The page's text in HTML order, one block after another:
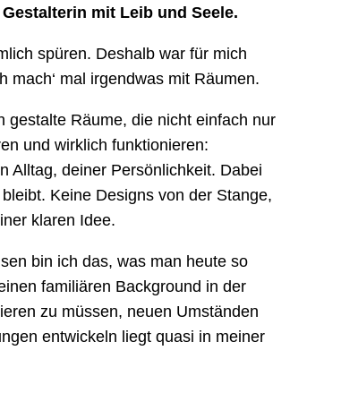
mit Leib und Seele.
spüren. Deshalb war für mich
mach‘ mal irgendwas mit Räumen.
gestalte Räume, die nicht einfach nur
und wirklich funktionieren:
Alltag, deiner Persönlichkeit. Dabei
Keine Designs von der Stange,
klaren Idee.
bin ich das, was man heute so
familiären Background in der
zu müssen, neuen Umständen
entwickeln liegt quasi in meiner